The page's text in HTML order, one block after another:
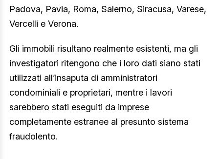
Padova, Pavia, Roma, Salerno, Siracusa, Varese,
Vercelli e Verona.
Gli immobili risultano realmente esistenti, ma gli
investigatori ritengono che i loro dati siano stati
utilizzati all’insaputa di amministratori
condominiali e proprietari, mentre i lavori
sarebbero stati eseguiti da imprese
completamente estranee al presunto sistema
fraudolento.